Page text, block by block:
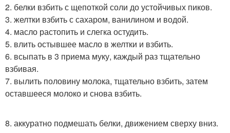
2. белки взбить с щепоткой соли до устойчивых пиков.
3. желтки взбить с сахаром, ванилином и водой.
4. масло растопить и слегка остудить.
5. влить остывшее масло в желтки и взбить.
6. всыпать в 3 приема муку, каждый раз тщательно
взбивая.
7. вылить половину молока, тщательно взбить, затем
оставшееся молоко и снова взбить.
8. аккуратно подмешать белки, движением сверху вниз.